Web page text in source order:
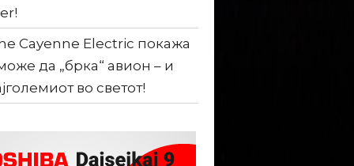
Cayenne Electric покажа
да „брка“ авион – и
во светот!